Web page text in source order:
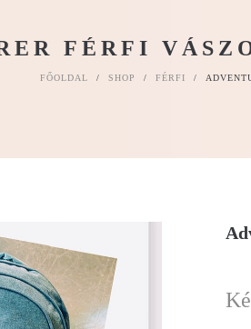
FÉRFI
FŐOLDAL / SHOP / FÉRFI /